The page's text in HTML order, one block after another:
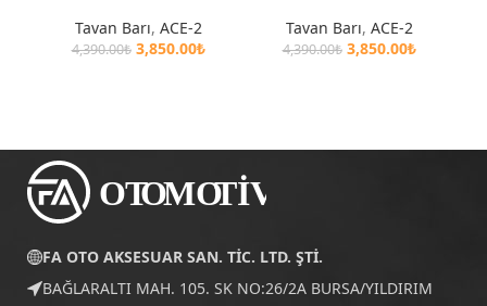
Tavan Barı, ACE-2
4,390.00₺ 3,850.00₺
Tavan Barı, ACE-2
4,390.00₺ 3,850.00₺
FA OTO AKSESUAR SAN. TİC. LTD. ŞTİ.
BAĞLARALTI MAH. 105. SK NO:26/2A BURSA/YILDIRIM